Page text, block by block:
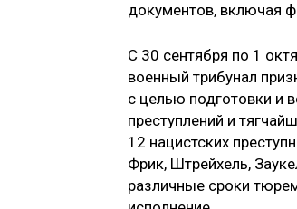
документов, включая
С 30 сентября по 1
военный трибунал
с целью подготовки и
преступлений и
12 нацистских
Фрик, Штрейхель,
различные сроки